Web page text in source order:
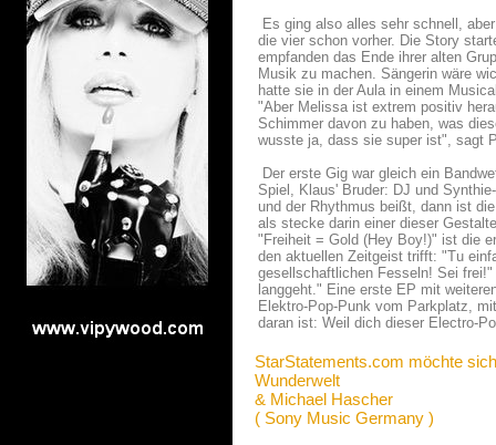
Es ging also alles sehr schnell,
die vier schon vorher. Die Story
empfanden das Ende ihrer alten
Musik zu machen. Sängerin wäre
hatte sie in der Aula in einem
"Aber Melissa ist extrem positiv
Schimmer davon zu haben, was
wusste ja, dass sie super ist", sagt
Der erste Gig war gleich ein
Spiel, Klaus' Bruder: DJ und
und der Rhythmus beißt, dann ist
als stecke darin einer dieser
"Freiheit = Gold (Hey Boy!)" ist die
den aktuellen Zeitgeist trifft: "Tu
gesellschaftlichen Fesseln! Sei
langgeht." Eine erste EP mit
Elektro-Pop-Punk vom Parkplatz,
daran ist: Weil dich dieser Electro-
StarStatements.com möchte
Wunderwelt
& Michael Hascher
( Sony Music Germany )